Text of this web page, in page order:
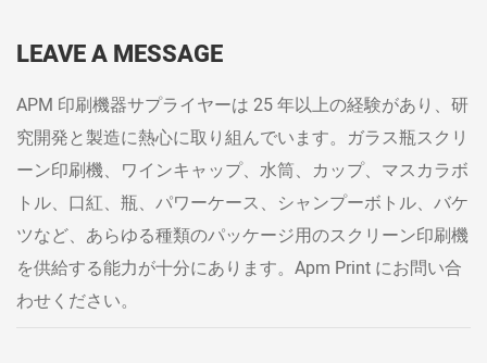
LEAVE A MESSAGE
APM 印刷機器サプライヤーは 25 年以上の経験があり、研
究開発と製造に熱心に取り組んでいます。ガラス瓶スクリ
ーン印刷機、ワインキャップ、水筒、カップ、マスカラボ
トル、口紅、瓶、パワーケース、シャンプーボトル、バケ
ツなど、あらゆる種類のパッケージ用のスクリーン印刷機
を供給する能力が十分にあります。Apm Print にお問い合
わせください。